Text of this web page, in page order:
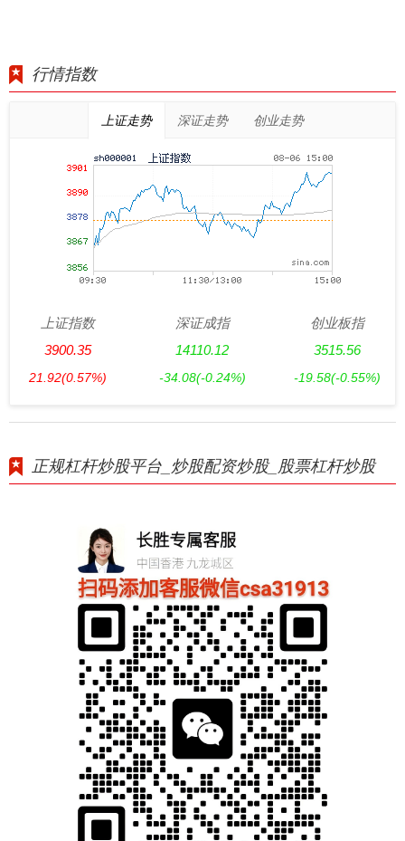
行情指数
上证走势 深证走势 创业走势
上证指数
3900.35
21.92(0.57%)
深证成指
14110.12
-34.08(-0.24%)
创业板指
3515.56
-19.58(-0.55%)
正规杠杆炒股平台_炒股配资炒股_股票杠杆炒股